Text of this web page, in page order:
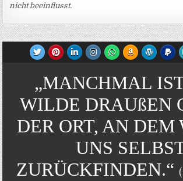
nicht beeinflusst.
„MANCHMAL
WILDE DRAUßEN
DER ORT, AN DEM
UNS
ZURÜCKFINDEN.“